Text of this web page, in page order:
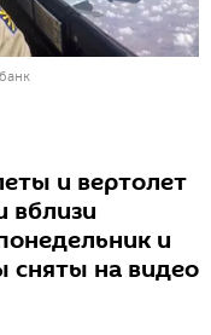
и вертолет
вблизи
и
сняты на видео